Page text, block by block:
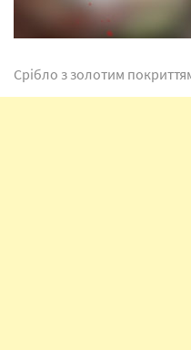
Срібло з золотим